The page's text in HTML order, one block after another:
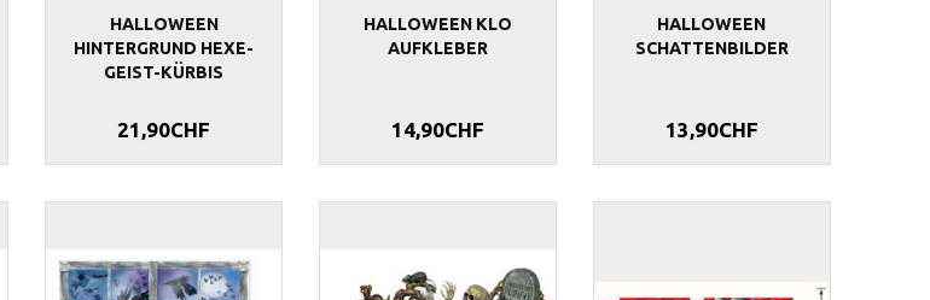
WANDDEKO OKTOBERFEST
HALLOWEEN WANDDEKO
HALLOWEEN GEIST DEKORATION
HALLOWEEN
HINTERGRUND HEXE-
GEIST-KÜRBIS
21,90CHF
HALLOWEEN KLO
AUFKLEBER
14,90CHF
HALLOWEEN
SCHATTENBILDER
13,90CHF